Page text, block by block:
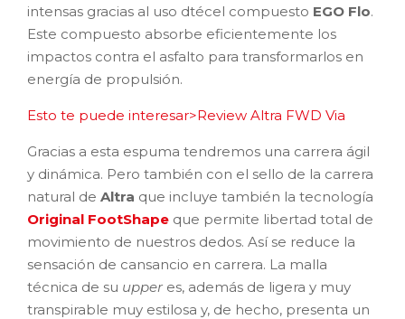
intensas gracias al uso dtécel compuesto EGO Flo.
Este compuesto absorbe eficientemente los
impactos contra el asfalto para transformarlos en
energía de propulsión.
Esto te puede interesar>Review Altra FWD Via
Gracias a esta espuma tendremos una carrera ágil
y dinámica. Pero también con el sello de la carrera
natural de Altra que incluye también la tecnología
Original FootShape que permite libertad total de
movimiento de nuestros dedos. Así se reduce la
sensación de cansancio en carrera. La malla
técnica de su upper es, además de ligera y muy
transpirable muy estilosa y, de hecho, presenta un